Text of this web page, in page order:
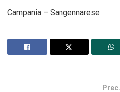
Campania – Sangennarese
Prec.